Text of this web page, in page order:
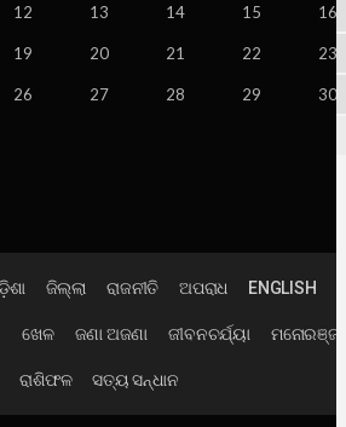
12 13 14 15 16
19 20 21 22 23
26 27 28 29 30
ଜିଲ୍ଲା ରାଜନୀତି ଅପରାଧ ENGLISH
ଖେଳ ଜଣା ଅଜଣା ଜୀବନଚର୍ଯ୍ୟା
ରାଶିଫଳ ସତ୍ୟ ସନ୍ଧାନ